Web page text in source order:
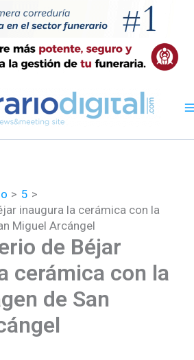
5
inaugura la cerámica con la
Miguel Arcángel
de Béjar
cerámica con la
de San